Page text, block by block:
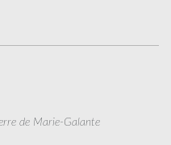
de Marie-Galante